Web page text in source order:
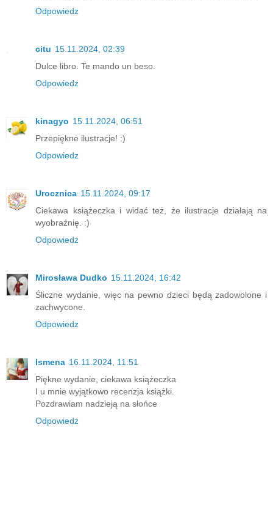
Odpowiedz
citu 15.11.2024, 02:39
Dulce libro. Te mando un beso.
Odpowiedz
kinagyo 15.11.2024, 06:51
Przepiękne ilustracje! :)
Odpowiedz
Urocznica 15.11.2024, 09:17
Ciekawa książeczka i widać też, że ilustracje działają na
wyobraźnię. :)
Odpowiedz
Mirosława Dudko 15.11.2024, 16:42
Śliczne wydanie, więc na pewno dzieci będą zadowolone i
zachwycone.
Odpowiedz
Ismena 16.11.2024, 11:51
Piękne wydanie, ciekawa książeczka
I u mnie wyjątkowo recenzja książki.
Pozdrawiam nadzieją na słońce
Odpowiedz